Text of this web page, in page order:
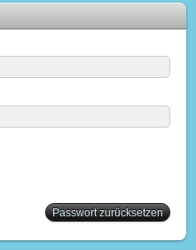
Passwort zurücksetzen